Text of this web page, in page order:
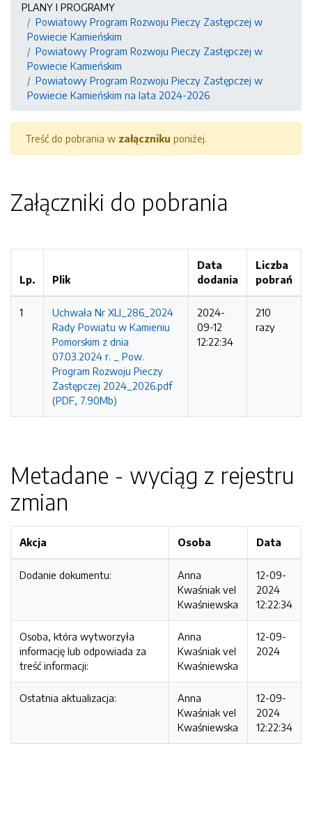
PLANY I PROGRAMY
Powiatowy Program Rozwoju Pieczy Zastępczej w
Powiecie Kamieńskim
Powiatowy Program Rozwoju Pieczy Zastępczej w
Powiecie Kamieńskim
Powiatowy Program Rozwoju Pieczy Zastępczej w
Powiecie Kamieńskim na lata 2024-2026
Treść do pobrania w załączniku poniżej.
Załączniki do pobrania
Lp. Plik
Data
dodania
Liczba
pobrań
1
Uchwała Nr XLI_286_2024
Rady Powiatu w Kamieniu
Pomorskim z dnia
07.03.2024 r. _ Pow.
Program Rozwoju Pieczy
Zastępczej 2024_2026.pdf
(PDF, 7.90Mb)
2024-
09-12
12:22:34
210
razy
Metadane - wyciąg z rejestru
zmian
Akcja Osoba Data
Dodanie dokumentu:
Anna
Kwaśniak vel
Kwaśniewska
12-09-
2024
12:22:34
Osoba, która wytworzyła
informację lub odpowiada za
treść informacji:
Anna
Kwaśniak vel
Kwaśniewska
12-09-
2024
Ostatnia aktualizacja:
Anna
Kwaśniak vel
Kwaśniewska
12-09-
2024
12:22:34